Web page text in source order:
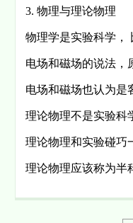
3. 物理与理论物理
物理学是实验科学，
电场和磁场的说法，
电场和磁场也认为是
理论物理不是实验科
理论物理和实验碰巧
理论物理应该称为半